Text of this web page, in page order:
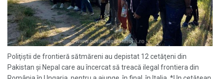
Poliţiştii de frontieră sătmăreni au depistat 12 cetăţeni din
Pakistan și Nepal care au încercat să treacă ilegal frontiera din